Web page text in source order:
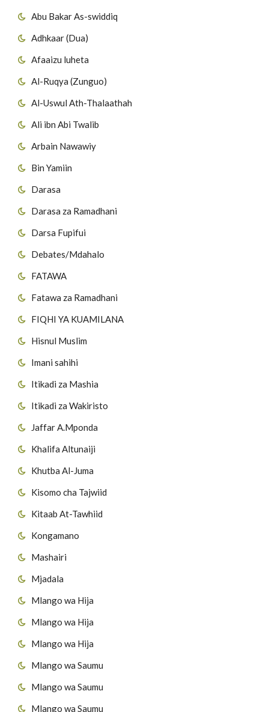
Abu Bakar As-swiddiq
Adhkaar (Dua)
Afaaizu luheta
Al-Ruqya (Zunguo)
Al-Uswul Ath-Thalaathah
Ali ibn Abi Twalib
Arbain Nawawiy
Bin Yamiin
Darasa
Darasa za Ramadhani
Darsa Fupifui
Debates/Mdahalo
FATAWA
Fatawa za Ramadhani
FIQHI YA KUAMILANA
Hisnul Muslim
Imani sahihi
Itikadi za Mashia
Itikadi za Wakiristo
Jaffar A.Mponda
Khalifa Altunaiji
Khutba Al-Juma
Kisomo cha Tajwiid
Kitaab At-Tawhiid
Kongamano
Mashairi
Mjadala
Mlango wa Hija
Mlango wa Hija
Mlango wa Hija
Mlango wa Saumu
Mlango wa Saumu
Mlango wa Saumu